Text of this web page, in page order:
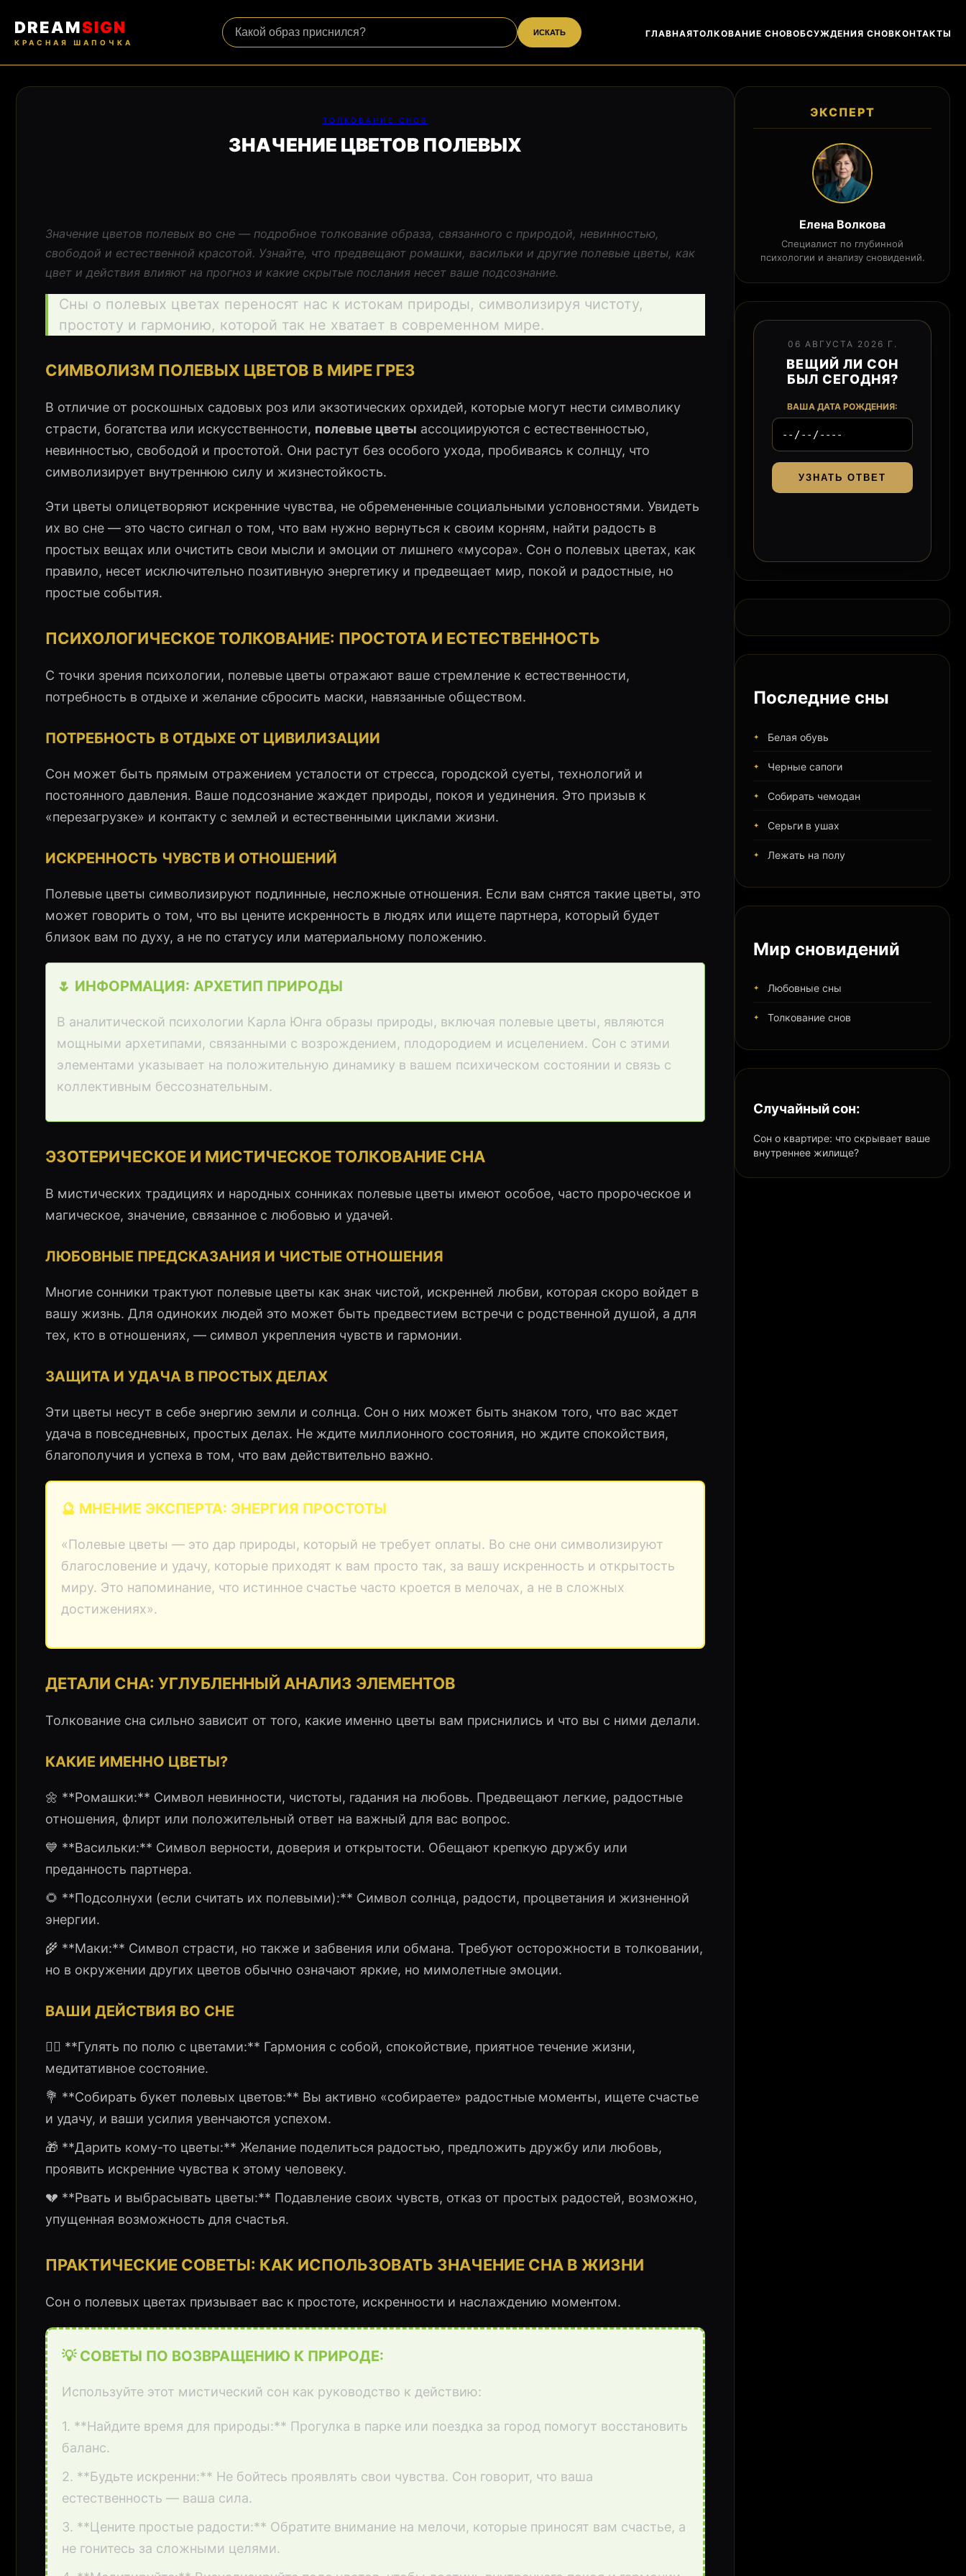
DREAMSIGN
КРАСНАЯ ШАПОЧКА
ИСКАТЬ ГЛАВНАЯТОЛКОВАНИЕ СНОВОБСУЖДЕНИЯ СНОВКОНТАКТЫ
ТОЛКОВАНИЕ СНОВ
ЗНАЧЕНИЕ ЦВЕТОВ ПОЛЕВЫХ
Значение цветов полевых во сне — подробное толкование образа, связанного с природой, невинностью,
свободой и естественной красотой. Узнайте, что предвещают ромашки, васильки и другие полевые цветы, как
цвет и действия влияют на прогноз и какие скрытые послания несет ваше подсознание.
Сны о полевых цветах переносят нас к истокам природы, символизируя чистоту,
простоту и гармонию, которой так не хватает в современном мире.
СИМВОЛИЗМ ПОЛЕВЫХ ЦВЕТОВ В МИРЕ ГРЕЗ
В отличие от роскошных садовых роз или экзотических орхидей, которые могут нести символику
страсти, богатства или искусственности, полевые цветы ассоциируются с естественностью,
невинностью, свободой и простотой. Они растут без особого ухода, пробиваясь к солнцу, что
символизирует внутреннюю силу и жизнестойкость.
Эти цветы олицетворяют искренние чувства, не обремененные социальными условностями. Увидеть
их во сне — это часто сигнал о том, что вам нужно вернуться к своим корням, найти радость в
простых вещах или очистить свои мысли и эмоции от лишнего «мусора». Сон о полевых цветах, как
правило, несет исключительно позитивную энергетику и предвещает мир, покой и радостные, но
простые события.
ПСИХОЛОГИЧЕСКОЕ ТОЛКОВАНИЕ: ПРОСТОТА И ЕСТЕСТВЕННОСТЬ
С точки зрения психологии, полевые цветы отражают ваше стремление к естественности,
потребность в отдыхе и желание сбросить маски, навязанные обществом.
ПОТРЕБНОСТЬ В ОТДЫХЕ ОТ ЦИВИЛИЗАЦИИ
Сон может быть прямым отражением усталости от стресса, городской суеты, технологий и
постоянного давления. Ваше подсознание жаждет природы, покоя и уединения. Это призыв к
«перезагрузке» и контакту с землей и естественными циклами жизни.
ИСКРЕННОСТЬ ЧУВСТВ И ОТНОШЕНИЙ
Полевые цветы символизируют подлинные, несложные отношения. Если вам снятся такие цветы, это
может говорить о том, что вы цените искренность в людях или ищете партнера, который будет
близок вам по духу, а не по статусу или материальному положению.
🌷 ИНФОРМАЦИЯ: АРХЕТИП ПРИРОДЫ
В аналитической психологии Карла Юнга образы природы, включая полевые цветы, являются
мощными архетипами, связанными с возрождением, плодородием и исцелением. Сон с этими
элементами указывает на положительную динамику в вашем психическом состоянии и связь с
коллективным бессознательным.
ЭЗОТЕРИЧЕСКОЕ И МИСТИЧЕСКОЕ ТОЛКОВАНИЕ СНА
В мистических традициях и народных сонниках полевые цветы имеют особое, часто пророческое и
магическое, значение, связанное с любовью и удачей.
ЛЮБОВНЫЕ ПРЕДСКАЗАНИЯ И ЧИСТЫЕ ОТНОШЕНИЯ
Многие сонники трактуют полевые цветы как знак чистой, искренней любви, которая скоро войдет в
вашу жизнь. Для одиноких людей это может быть предвестием встречи с родственной душой, а для
тех, кто в отношениях, — символ укрепления чувств и гармонии.
ЗАЩИТА И УДАЧА В ПРОСТЫХ ДЕЛАХ
Эти цветы несут в себе энергию земли и солнца. Сон о них может быть знаком того, что вас ждет
удача в повседневных, простых делах. Не ждите миллионного состояния, но ждите спокойствия,
благополучия и успеха в том, что вам действительно важно.
🔮 МНЕНИЕ ЭКСПЕРТА: ЭНЕРГИЯ ПРОСТОТЫ
«Полевые цветы — это дар природы, который не требует оплаты. Во сне они символизируют
благословение и удачу, которые приходят к вам просто так, за вашу искренность и открытость
миру. Это напоминание, что истинное счастье часто кроется в мелочах, а не в сложных
достижениях».
ДЕТАЛИ СНА: УГЛУБЛЕННЫЙ АНАЛИЗ ЭЛЕМЕНТОВ
Толкование сна сильно зависит от того, какие именно цветы вам приснились и что вы с ними делали.
КАКИЕ ИМЕННО ЦВЕТЫ?
🌼 **Ромашки:** Символ невинности, чистоты, гадания на любовь. Предвещают легкие, радостные
отношения, флирт или положительный ответ на важный для вас вопрос.
💙 **Васильки:** Символ верности, доверия и открытости. Обещают крепкую дружбу или
преданность партнера.
🌻 **Подсолнухи (если считать их полевыми):** Символ солнца, радости, процветания и жизненной
энергии.
🌾 **Маки:** Символ страсти, но также и забвения или обмана. Требуют осторожности в толковании,
но в окружении других цветов обычно означают яркие, но мимолетные эмоции.
ВАШИ ДЕЙСТВИЯ ВО СНЕ
🚶‍♀️ **Гулять по полю с цветами:** Гармония с собой, спокойствие, приятное течение жизни,
медитативное состояние.
💐 **Собирать букет полевых цветов:** Вы активно «собираете» радостные моменты, ищете счастье
и удачу, и ваши усилия увенчаются успехом.
🎁 **Дарить кому-то цветы:** Желание поделиться радостью, предложить дружбу или любовь,
проявить искренние чувства к этому человеку.
💔 **Рвать и выбрасывать цветы:** Подавление своих чувств, отказ от простых радостей, возможно,
упущенная возможность для счастья.
ПРАКТИЧЕСКИЕ СОВЕТЫ: КАК ИСПОЛЬЗОВАТЬ ЗНАЧЕНИЕ СНА В ЖИЗНИ
Сон о полевых цветах призывает вас к простоте, искренности и наслаждению моментом.
💡 СОВЕТЫ ПО ВОЗВРАЩЕНИЮ К ПРИРОДЕ:
Используйте этот мистический сон как руководство к действию:
1. **Найдите время для природы:** Прогулка в парке или поездка за город помогут восстановить
баланс.
2. **Будьте искренни:** Не бойтесь проявлять свои чувства. Сон говорит, что ваша
естественность — ваша сила.
3. **Цените простые радости:** Обратите внимание на мелочи, которые приносят вам счастье, а
не гонитесь за сложными целями.
ЭКСПЕРТ
Елена Волкова
Специалист по глубинной
психологии и анализу сновидений.
06 АВГУСТА 2026 Г.
ВЕЩИЙ ЛИ СОН
БЫЛ СЕГОДНЯ?
ВАША ДАТА РОЖДЕНИЯ:
УЗНАТЬ ОТВЕТ
Последние сны
Белая обувь
Черные сапоги
Собирать чемодан
Серьги в ушах
Лежать на полу
Мир сновидений
Любовные сны
Толкование снов
Случайный сон:
Сон о квартире: что скрывает ваше
внутреннее жилище?